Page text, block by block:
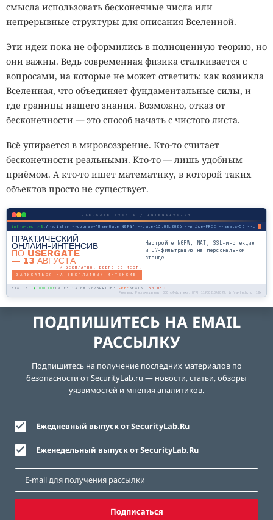
смысла использовать бесконечные числа или
непрерывные структуры для описания Вселенной.
Эти идеи пока не оформились в полноценную теорию, но
они важны. Ведь современная физика сталкивается с
вопросами, на которые не может ответить: как возникла
Вселенная, что объединяет фундаментальные силы, и
где границы нашего знания. Возможно, отказ от
бесконечности — это способ начать с чистого листа.
Всё упирается в мировоззрение. Кто-то считает
бесконечности реальными. Кто-то — лишь удобным
приёмом. А кто-то ищет математику, в которой таких
объектов просто не существует.
USERGATE-EVENTS / INTENSIVE.SH
infra-tech:~$
ПРАКТИЧЕСКИЙ
ОНЛАЙН-ИНТЕНСИВ
ПО USERGATE
— 13 АВГУСТА
Настройте NGFW, NAT, SSL-инспекцию
и L7-фильтрацию на персональном
стенде.
⚡ БЕСПЛАТНО. ВСЕГО 50 МЕСТ!
ЗАПИСАТЬСЯ НА БЕСПЛАТНЫЙ ИНТЕНСИВ
STATUS: ● ONLINEDATE: 13.08.2026PRICE: FREE SEATS: 50 МЕСТ
Реклама. Рекламодатель: ООО «Инфратех», ОГРН 1195081048073, infra-tech.ru, 18+
ПОДПИШИТЕСЬ НА EMAIL
РАССЫЛКУ
Подпишитесь на получение последних материалов по
безопасности от SecurityLab.ru — новости, статьи, обзоры
уязвимостей и мнения аналитиков.
Ежедневный выпуск от SecurityLab.Ru
Еженедельный выпуск от SecurityLab.Ru
Подписаться